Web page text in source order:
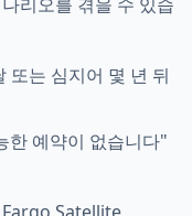
또는 심지어 몇 년 뒤
한 예약이 없습니다"